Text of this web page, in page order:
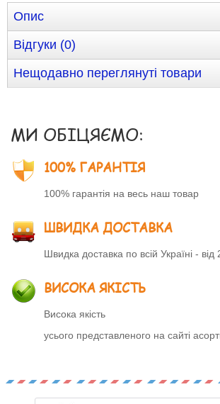
Опис
Відгуки (0)
Нещодавно переглянуті товари
МИ ОБІЦЯЄМО:
100% ГАРАНТІЯ
100% гарантія на весь наш товар
ШВИДКА ДОСТАВКА
Швидка доставка по всій Україні - від
ВИСОКА ЯКІСТЬ
Висока якість
усього представленого на сайті